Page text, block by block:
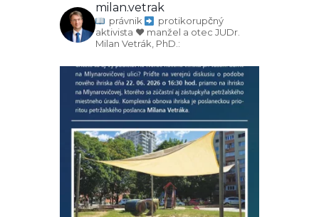
milan.vetrak
právnik
protikorupčný
aktivista ♥️ manžel a otec JUDr.
Milan Vetrák, PhD.: